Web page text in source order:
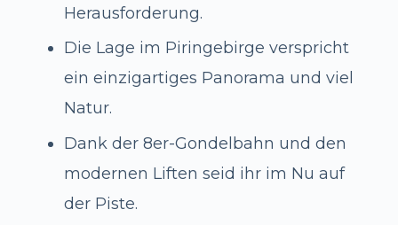
Herausforderung.
Die Lage im Piringebirge verspricht
ein einzigartiges Panorama und viel
Natur.
Dank der 8er-Gondelbahn und den
modernen Liften seid ihr im Nu auf
der Piste.